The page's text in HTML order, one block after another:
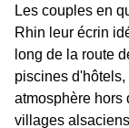
Les couples en
Rhin leur écrin
long de la route
piscines
atmosphère hors
villages